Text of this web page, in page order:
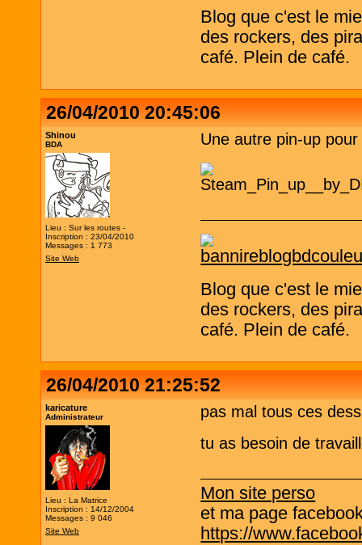
Blog que c'est le
des rockers, des
café. Plein de café.
26/04/2010 20:45:06
Shinou
BDA
Lieu : Sur les routes -
Inscription : 23/04/2010
Messages : 1 773
Site Web
Une autre pin-up
Blog que c'est le
des rockers, des
café. Plein de café.
26/04/2010 21:25:52
karicature
Administrateur
Lieu : La Matrice
Inscription : 14/12/2004
Messages : 9 046
Site Web
pas mal tous ces
tu as besoin de
Mon site perso
et ma page
https://